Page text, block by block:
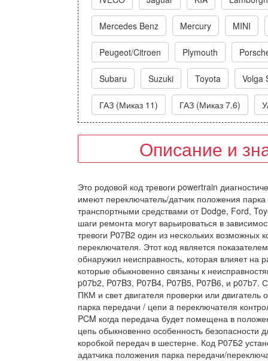
Mercedes Benz Mercury MINI
Peugeot/Citroen Plymouth
Subaru Suzuki Toyota Volga
ГАЗ (Миказ 11) ГАЗ (Миказ 7.6)
Описание и
Это родовой код тревоги powertrain
имеют переключатель/датчик положения
транспортными средствами от Dodge, Ford,
шаги ремонта могут варьироваться в
тревоги P07B2 один из нескольких возможных
переключателя. Этот код является
обнаружил неисправность, которая влияет на
которые обыкновенно связаны к
p07b2, P07B3, P07B4, P07B5, P07B6, и p07b7.
ПКМ и свет двигателя проверки или двигатель
парка передачи / цепи a переключателя
PCM когда передача будет помещена в
цепь обыкновенно особенность безопасности
коробкой передач в шестерне. Код Р07Б2
адатчика положения парка передачи/